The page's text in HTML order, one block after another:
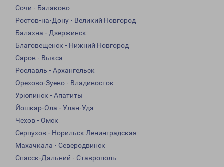
Сочи - Балаково
Ростов-на-Дону - Великий Новгород
Балахна - Дзержинск
Благовещенск - Нижний Новгород
Саров - Выкса
Рославль - Архангельск
Орехово-Зуево - Владивосток
Урюпинск - Апатиты
Йошкар-Ола - Улан-Удэ
Чехов - Омск
Серпухов - Норильск Ленинградская
Махачкала - Северодвинск
Спасск-Дальний - Ставрополь